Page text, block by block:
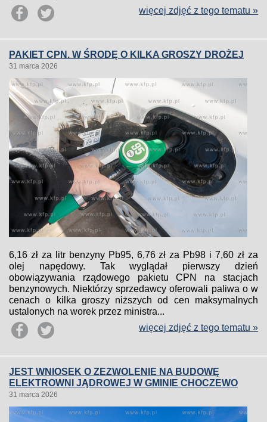
więcej zdjęć z tego tematu »
PAKIET CPN. W ŚRODĘ O KILKA GROSZY DROŻEJ
31 marca 2026
6,16 zł za litr benzyny Pb95, 6,76 zł za Pb98 i 7,60 zł za
olej napędowy. Tak wyglądał pierwszy dzień
obowiązywania rządowego pakietu CPN na stacjach
benzynowych. Niektórzy sprzedawcy oferowali paliwa o w
cenach o kilka groszy niższych od cen maksymalnych
ustalonych na worek przez ministra...
więcej zdjęć z tego tematu »
JEST WNIOSEK O ZEZWOLENIE NA BUDOWĘ
ELEKTROWNI JĄDROWEJ W GMINIE CHOCZEWO
31 marca 2026